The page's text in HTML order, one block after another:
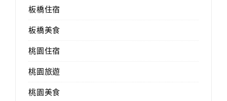
板橋住宿
板橋美食
桃園住宿
桃園旅遊
桃園美食